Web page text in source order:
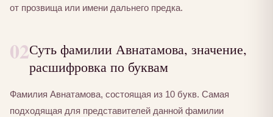
от прозвища или имени дальнего предка.
02Суть фамилии Авнатамова, значение,
расшифровка по буквам
Фамилия Авнатамова, состоящая из 10 букв. Самая
подходящая для представителей данной фамилии